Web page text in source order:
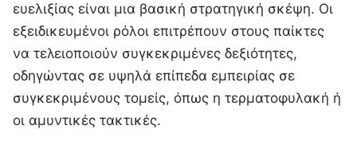
ευελιξίας είναι μια βασική στρατηγική σκέψη. Οι
εξειδικευμένοι ρόλοι επιτρέπουν στους παίκτες
να τελειοποιούν συγκεκριμένες δεξιότητες,
οδηγώντας σε υψηλά επίπεδα εμπειρίας σε
συγκεκριμένους τομείς, όπως η τερματοφυλακή ή
οι αμυντικές τακτικές.